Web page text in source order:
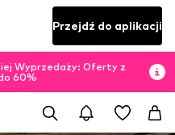
Przejdź do aplikacji
Wyprzedaży: Oferty z
60%